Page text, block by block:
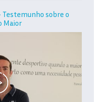
Testemunho sobre o
Maior